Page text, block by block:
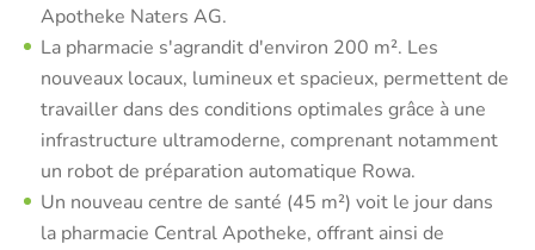
Apotheke Naters AG.
La pharmacie s'agrandit d'environ 200 m². Les
nouveaux locaux, lumineux et spacieux, permettent de
travailler dans des conditions optimales grâce à une
infrastructure ultramoderne, comprenant notamment
un robot de préparation automatique Rowa.
Un nouveau centre de santé (45 m²) voit le jour dans
la pharmacie Central Apotheke, offrant ainsi de